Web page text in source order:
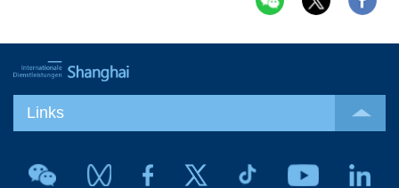
Links